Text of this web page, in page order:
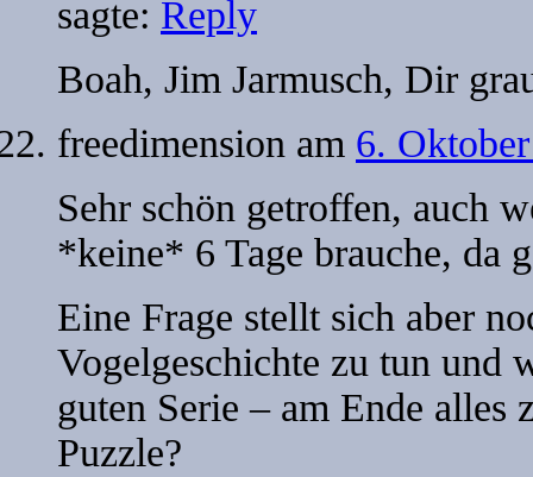
sagte: Reply
Boah, Jim Jarmusch, Dir
freedimension am 6.
Sehr schön getroffen, auch
*keine* 6 Tage brauche, da
Eine Frage stellt sich aber
Vogelgeschichte zu tun und
guten Serie – am Ende alles
Puzzle?